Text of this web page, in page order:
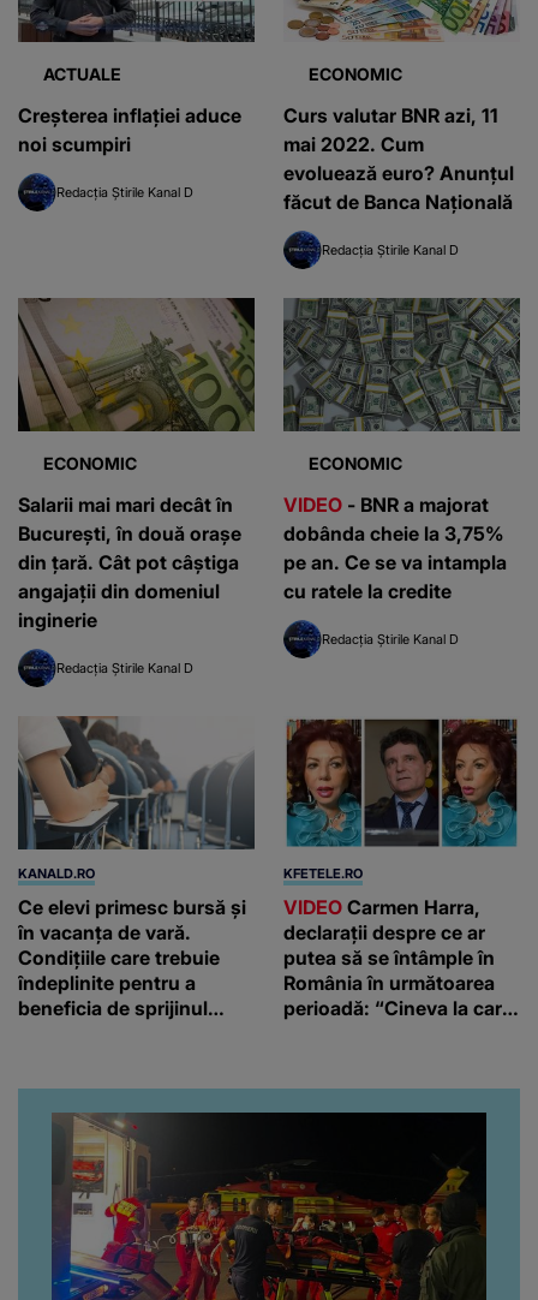
ACTUALE
Creșterea inflației aduce
noi scumpiri
Redacția Știrile Kanal D
ECONOMIC
Curs valutar BNR azi, 11
mai 2022. Cum
evoluează euro? Anunțul
făcut de Banca Națională
Redacția Știrile Kanal D
ECONOMIC
Salarii mai mari decât în
București, în două orașe
din țară. Cât pot câștiga
angajații din domeniul
inginerie
Redacția Știrile Kanal D
ECONOMIC
VIDEO - BNR a majorat
dobânda cheie la 3,75%
pe an. Ce se va intampla
cu ratele la credite
Redacția Știrile Kanal D
KANALD.RO
Ce elevi primesc bursă și
în vacanța de vară.
Condițiile care trebuie
îndeplinite pentru a
beneficia de sprijinul
KFETELE.RO
VIDEO Carmen Harra,
declarații despre ce ar
putea să se întâmple în
România în următoarea
perioadă: “Cineva la care